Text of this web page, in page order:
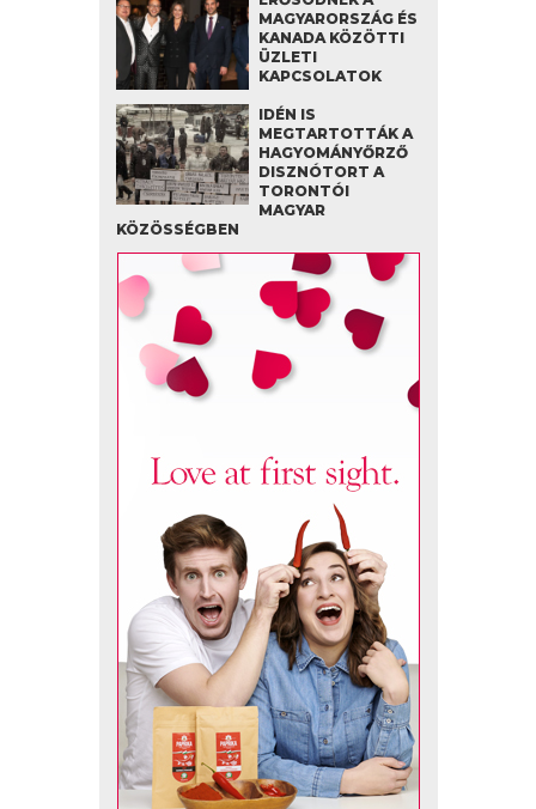
MAGYARORSZÁG ÉS
KANADA KÖZÖTTI
ÜZLETI
KAPCSOLATOK
IDÉN IS
MEGTARTOTTÁK A
HAGYOMÁNYŐRZŐ
DISZNÓTORT A
TORONTÓI
MAGYAR
KÖZÖSSÉGBEN